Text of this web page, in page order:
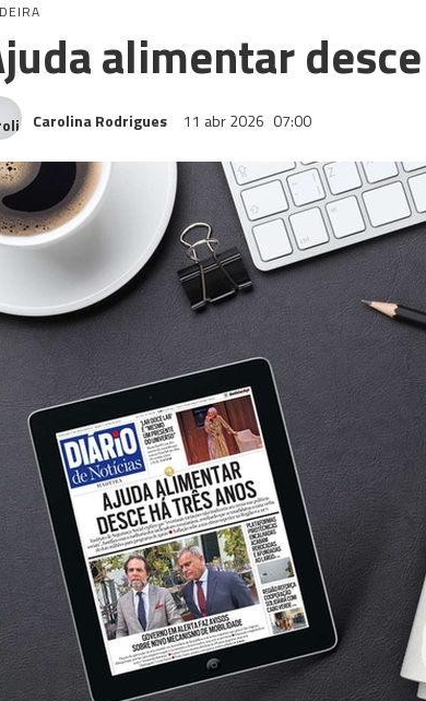
alimentar
Carolina Rodrigues 11 abr 2026 07:00